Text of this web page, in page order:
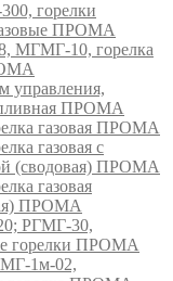
горелки
ПРОМА
10, горелка
управления,
ПРОМА
газовая ПРОМА
газовая с
(сводовая) ПРОМА
газовая
ПРОМА
РГМГ-30,
горелки ПРОМА
1м-02,